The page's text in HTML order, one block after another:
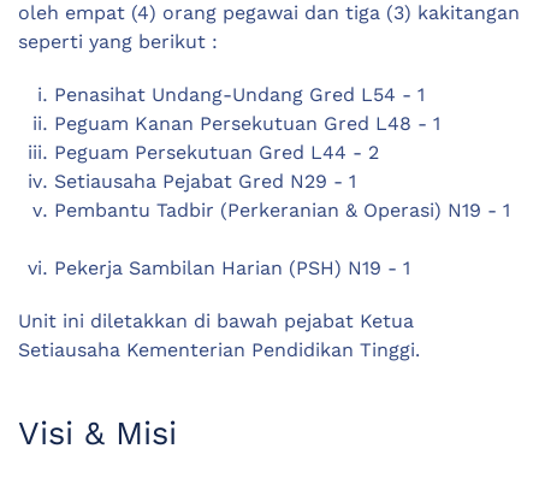
oleh empat (4) orang pegawai dan tiga (3) kakitangan
seperti yang berikut :
Penasihat Undang-Undang Gred L54 - 1
Peguam Kanan Persekutuan Gred L48 - 1
Peguam Persekutuan Gred L44 - 2
Setiausaha Pejabat Gred N29 - 1
Pembantu Tadbir (Perkeranian & Operasi) N19 - 1
Pekerja Sambilan Harian (PSH) N19 - 1
Unit ini diletakkan di bawah pejabat Ketua
Setiausaha Kementerian Pendidikan Tinggi.
Visi & Misi